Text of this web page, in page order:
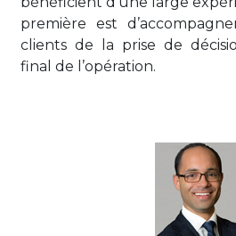
première est
clients de la prise de
final de l’opération.